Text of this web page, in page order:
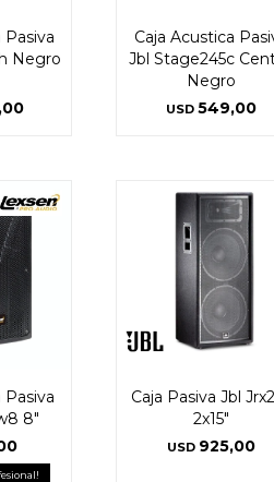
Pasiva
Negro
Caja Acustica
Jbl Stage245c
Negro
USD 549,00
Pasiva
8"
Caja Pasiva Jbl
2x15"
USD 925,00
Continuar
Continuar